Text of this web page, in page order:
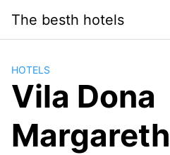
contenido
The besth hotels
HOTELS
Vila Dona